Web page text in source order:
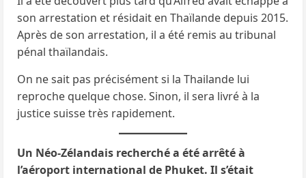
son arrestation et résidait en Thaïlande depuis 2015.
Après de son arrestation, il a été remis au tribunal
pénal thaïlandais.
On ne sait pas précisément si la Thailande lui
reproche quelque chose. Sinon, il sera livré à la
justice suisse très rapidement.
Un Néo-Zélandais recherché a été arrêté à
l’aéroport international de Phuket. Il s’était